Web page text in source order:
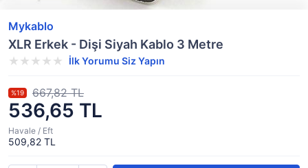
Mykablo
XLR Erkek - Dişi Siyah Kablo 3 Metre
İlk Yorumu Siz Yapın
536,65 TL
%19 667,82 TL
Havale / Eft
509,82 TL